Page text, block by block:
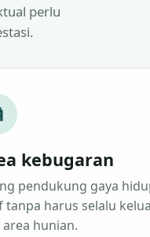
perlu
kebugaran
pendukung gaya
tanpa harus selalu
hunian.